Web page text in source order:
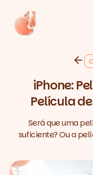
iPhone:
Película
Será que uma
suficiente? Ou a